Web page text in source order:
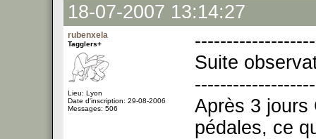
18-07-2007 13:14:27
rubenxela
Tagglers+
Lieu: Lyon
Date d'inscription: 29-08-2006
Messages: 506
Suite
Après 3 jours
pédales, ce